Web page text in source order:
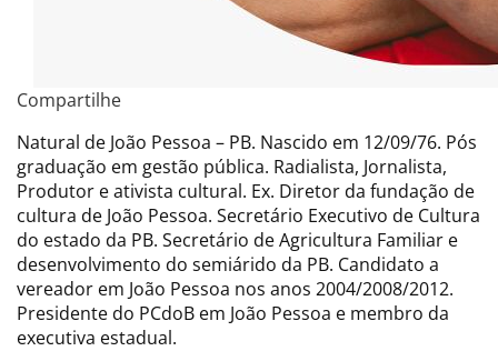
Compartilhe
Natural de João Pessoa – PB. Nascido em 12/09/76. Pós
graduação em gestão pública. Radialista, Jornalista,
Produtor e ativista cultural. Ex. Diretor da fundação de
cultura de João Pessoa. Secretário Executivo de Cultura
do estado da PB. Secretário de Agricultura Familiar e
desenvolvimento do semiárido da PB. Candidato a
vereador em João Pessoa nos anos 2004/2008/2012.
Presidente do PCdoB em João Pessoa e membro da
executiva estadual.